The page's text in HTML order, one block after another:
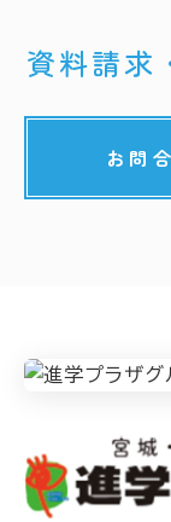
資料請求
お問